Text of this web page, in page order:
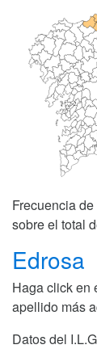
Frecuencia
sobre el total
Edrosa
Haga click en
apellido más
Datos del